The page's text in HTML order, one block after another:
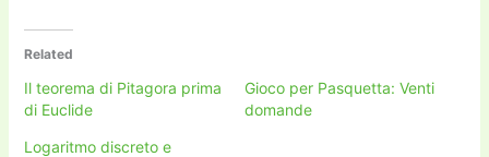
Related
Il teorema di Pitagora prima
di Euclide
Gioco per Pasquetta: Venti
domande
Logaritmo discreto e